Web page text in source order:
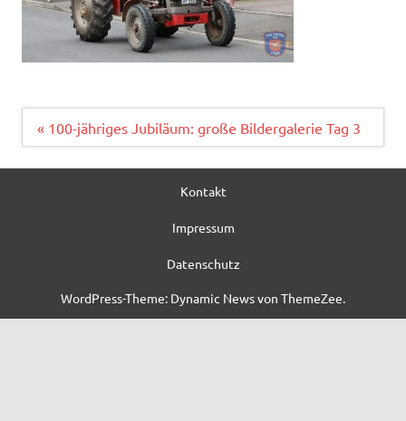
Beitragsnavigation
« 100-jähriges Jubiläum: große Bildergalerie Tag 3
Kontakt
Impressum
Datenschutz
WordPress-Theme: Dynamic News von ThemeZee.